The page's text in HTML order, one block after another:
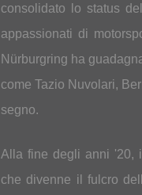
consolidato lo status
appassionati di
Nürburgring ha
come Tazio Nuvolari,
segno.
Alla fine degli anni '20,
che divenne il fulcro